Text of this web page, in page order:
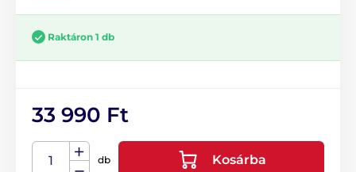
Raktáron 1 db
33 990 Ft
db Kosárba